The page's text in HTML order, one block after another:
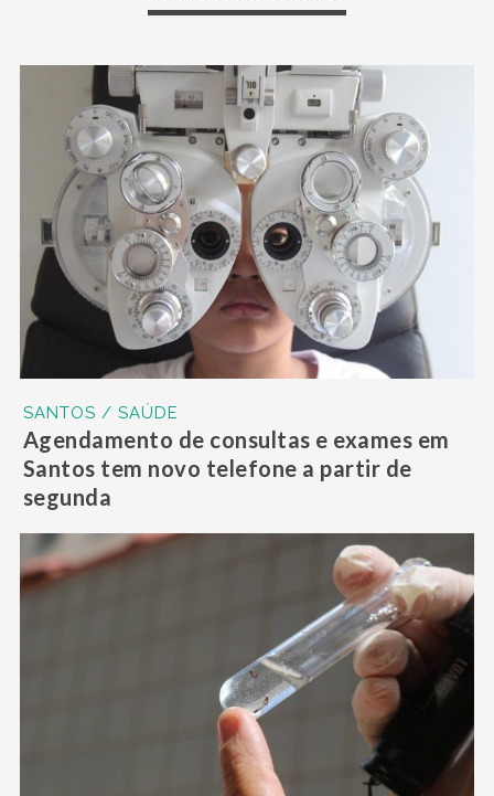
SANTOS / SAÚDE
Agendamento de consultas e exames em
Santos tem novo telefone a partir de
segunda